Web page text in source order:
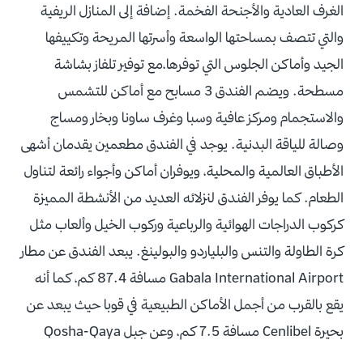
الغرف العادية والأجنحة الفخمة. إضافة إلى المنازل الريفية
والتي تتصف بمساحتها الواسعة وأسرتها المريحة وتكييفها
الجيد وأماكن الجلوس التي توفرها،مع توفير تلفاز بشاشة
مسطحة. ويضم الفندق 3 مسابح مع أماكن للتشمس
والاستجمام ومركز عافية وسبا وغرف ساونا وبخار ومساج
وصالة للياقة البدنية. يوجد في الفندق مطعمين يقدمان أشهى
الأطباق العالمية والمحلية، ويوفران أماكن وأجواء رائعة لتناول
الطعام. كما يوفر الفندق لنزلائه العديد من الأنشطة المميزة
كركوب الدراجات الهوائية والرباعية وركوب الخيل وألعاب مثل
كرة الطاولة والتنس والبلياردو والبولينغ. يبعد الفندق عن مطار
Gabala International Airport مسافة 87.4 كم، كما أنه
يقع بالقرب من أجمل الأماكن الطبيعية في قوبا حيث يبعد عن
بحيرة Cenlibel مسافة 7.5 كم، وعن جبل Qosha-Qaya